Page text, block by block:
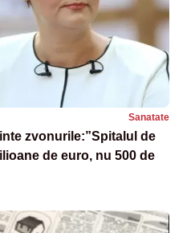
Sanatate
zvonurile:”Spitalul de
de euro, nu 500 de